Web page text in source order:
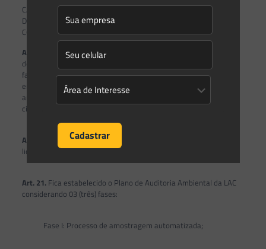
CAPÍTULO II
DA AUDITORIA AMBIENTAL DA LICENÇA AMBIENTAL POR
COMPROMISSO
Art. 19.
O IMA, poderá revogar ou anular a LAC, conforme critério
de conveniência e oportunidade quando identificada informação
falsa, omissa ou enganosa de temas determinantes para a
emissão da licença. A aplicação das penalidades previstas neste
artigo não exonera o infrator das cominações administrativas,
cíveis e penais.
Art. 20.
A auditoria das LACs sobre os empreendimentos
licenciados poderá ser realizada a qualquer momento pelo IMA.
Art. 21.Fica estabelecido o Plano de Auditoria Ambiental da LAC
considerando 03 (três) fases:
Fase I: Processo de amostragem automatizada;